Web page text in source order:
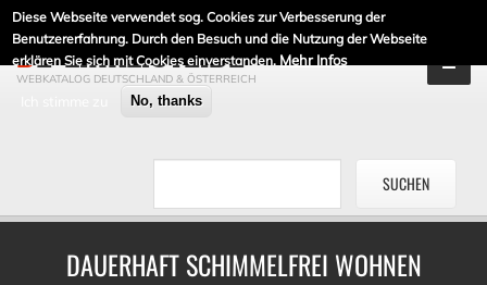
Diese Webseite verwendet sog. Cookies zur Verbesserung der
Benutzererfahrung. Durch den Besuch und die Nutzung der Webseite
erklären Sie sich mit Cookies einverstanden. Mehr Infos
No, thanks
DE-LINKLISTE.DE
WEBKATALOG DEUTSCHLAND & ÖSTERREICH
DAUERHAFT SCHIMMELFREI WOHNEN